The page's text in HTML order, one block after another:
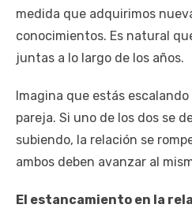
medida que adquirimos
conocimientos. Es natural
juntas a lo largo de los años.
Imagina que estás
pareja. Si uno de los dos se
subiendo, la relación se
ambos deben avanzar al
El estancamiento en la